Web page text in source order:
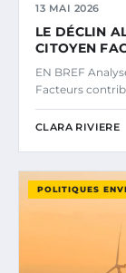
13 MAI 2026
LE DÉCLIN
CITOYEN
EN BREF
Facteurs
CLARA RIVIERE
POLITIQUES